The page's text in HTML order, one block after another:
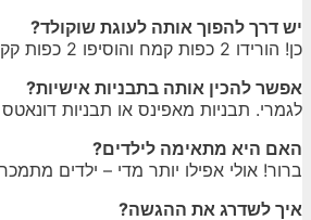
יש דרך להפוך אותה לעוגת שוקולד?
כן! הורידו 2 כפות קמח והוסיפו 2 כפות קקאו לא ממותק. השוקולדיות שלה משגעת עם זיגוג שוקולד מריר או לבן בסוף – א-לה דונאט שוקולד קלאסי.
אפשר להכין אותה בתבניות אישיות?
לגמרי. תבניות מאפינס או תבניות דונאטס
האם היא מתאימה לילדים?
ברור! אולי אפילו יותר מדי – ילדים
איך לשדרג את ההגשה?